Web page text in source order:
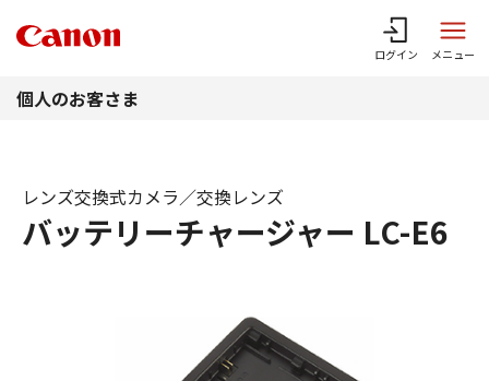
ログイン メニュー
個人のお客さま
バッテリーチャージャー LC-E6
レンズ交換式カメラ／交換レンズ